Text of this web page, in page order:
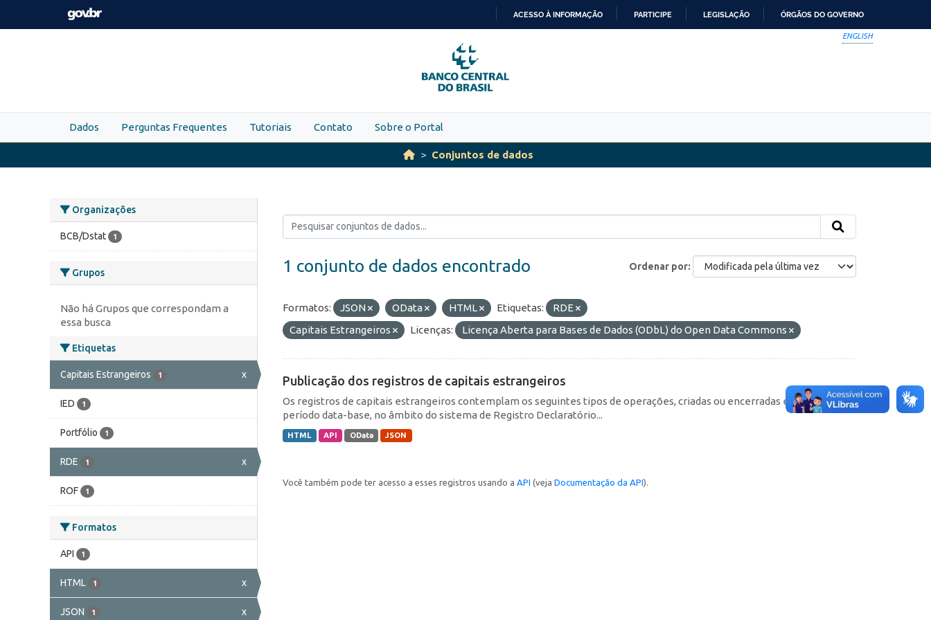
Skip to main content
PARA
O
CONTEÚDO
ACESSO À INFORMAÇÃO PARTICIPE LEGISLAÇÃO ÓRGÃOS DO GOVERNO
ENGLISH
Dados Perguntas Frequentes Tutoriais Contato Sobre o Portal
Conjuntos de dados
Organizações
BCB/Dstat 1
Grupos
Não há Grupos que correspondam a
essa busca
Etiquetas
Capitais Estrangeiros 1 x
IED 1
Portfólio 1
RDE 1 x
ROF 1
Formatos
API 1
HTML 1 x
JSON 1 x
Ordenar por
1 conjunto de dados encontrado
Formatos: JSON OData HTML Etiquetas:
RDE
Capitais Estrangeiros
Licenças: Licença Aberta para Bases de Dados (ODbL) do Open Data Commons
Publicação dos registros de capitais estrangeiros
Os registros de capitais estrangeiros contemplam os seguintes tipos de operações, criadas ou encerradas em cada
período data-base, no âmbito do sistema de Registro Declaratório...
HTML API OData JSON
Você também pode ter acesso a esses registros usando a API (veja Documentação da API).